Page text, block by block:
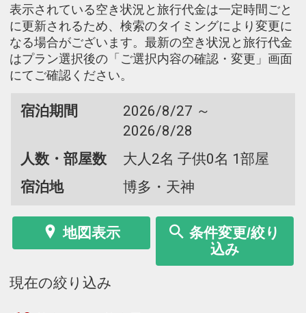
表示されている空き状況と旅行代金は一定時間ごと
に更新されるため、検索のタイミングにより変更に
なる場合がございます。最新の空き状況と旅行代金
はプラン選択後の「ご選択内容の確認・変更」画面
にてご確認ください。
宿泊期間
2026/8/27 ～
2026/8/28
人数・部屋数
大人2名 子供0名 1部屋
宿泊地
博多・天神
地図表示
条件変更/絞り
込み
現在の絞り込み